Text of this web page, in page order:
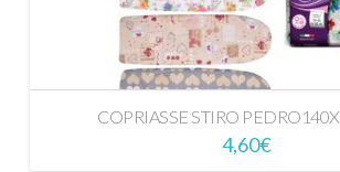
COPRIASSE STIRO
4,60€